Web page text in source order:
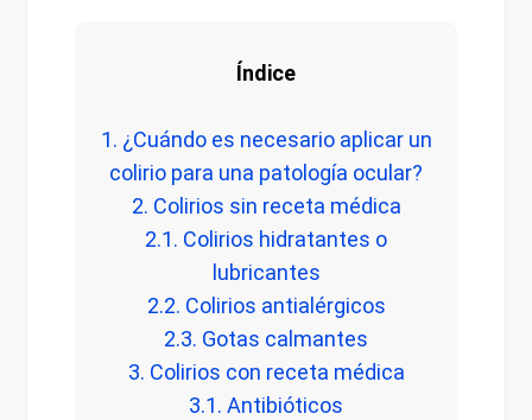
Índice
1. ¿Cuándo es necesario aplicar un
colirio para una patología ocular?
2. Colirios sin receta médica
2.1. Colirios hidratantes o
lubricantes
2.2. Colirios antialérgicos
2.3. Gotas calmantes
3. Colirios con receta médica
3.1. Antibióticos